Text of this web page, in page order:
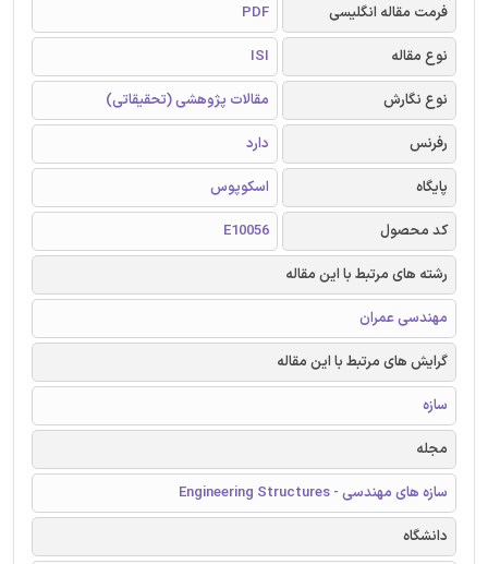
فرمت مقاله انگلیسی
PDF
نوع مقاله
ISI
نوع نگارش
مقالات پژوهشی (تحقیقاتی)
رفرنس
دارد
پایگاه
اسکوپوس
کد محصول
E10056
رشته های مرتبط با این مقاله
مهندسی عمران
گرایش های مرتبط با این مقاله
سازه
مجله
سازه های مهندسی - Engineering Structures
دانشگاه